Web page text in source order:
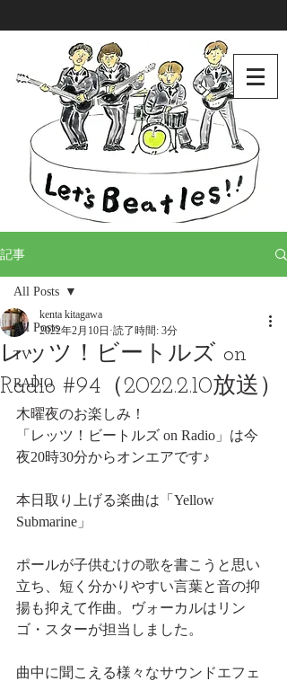
記事
All Posts
TV
RADIO
All Posts
レッツ！ビートルズ on
Radio #94（2022.2.10放送）
kenta kitagawa
2022年2月10日 読了時間: 3分
木曜夜のお楽しみ！
「レッツ！ビートルズ on Radio」は今
夜20時30分からオンエアです♪
本日取り上げる楽曲は「Yellow
Submarine」
ポールが子供むけの歌を書こうと思い
立ち、短く分かりやすい言葉と音の抑
揚も抑えて作曲。ヴォーカルはリン
ゴ・スターが担当しました。
曲中に聞こえる様々なサウンドエフェ